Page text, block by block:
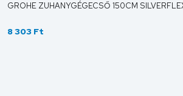
GROHE ZUHANYGÉGECSŐ 150CM
8 303 Ft